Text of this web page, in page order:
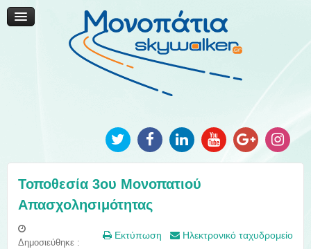
Μονοπάτια Καινοτομίας
Μονοπάτια Τοπικής Ανάπτυξης
Ανακοινώσεις
Φωτογραφίες
Τοποθεσία 3ου Μονοπατιού
Απασχολησιμότητας
Εκτύπωση Ηλεκτρονικό ταχυδρομείο
Δημοσιεύθηκε :